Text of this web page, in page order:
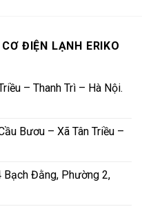
ĐIỆN LẠNH ERIKO
– Thanh Trì – Hà Nội.
Bươu – Xã Tân Triều –
Đằng, Phường 2,